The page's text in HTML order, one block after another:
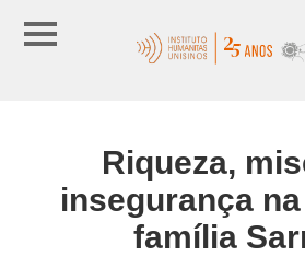
Riqueza,
insegurança
família